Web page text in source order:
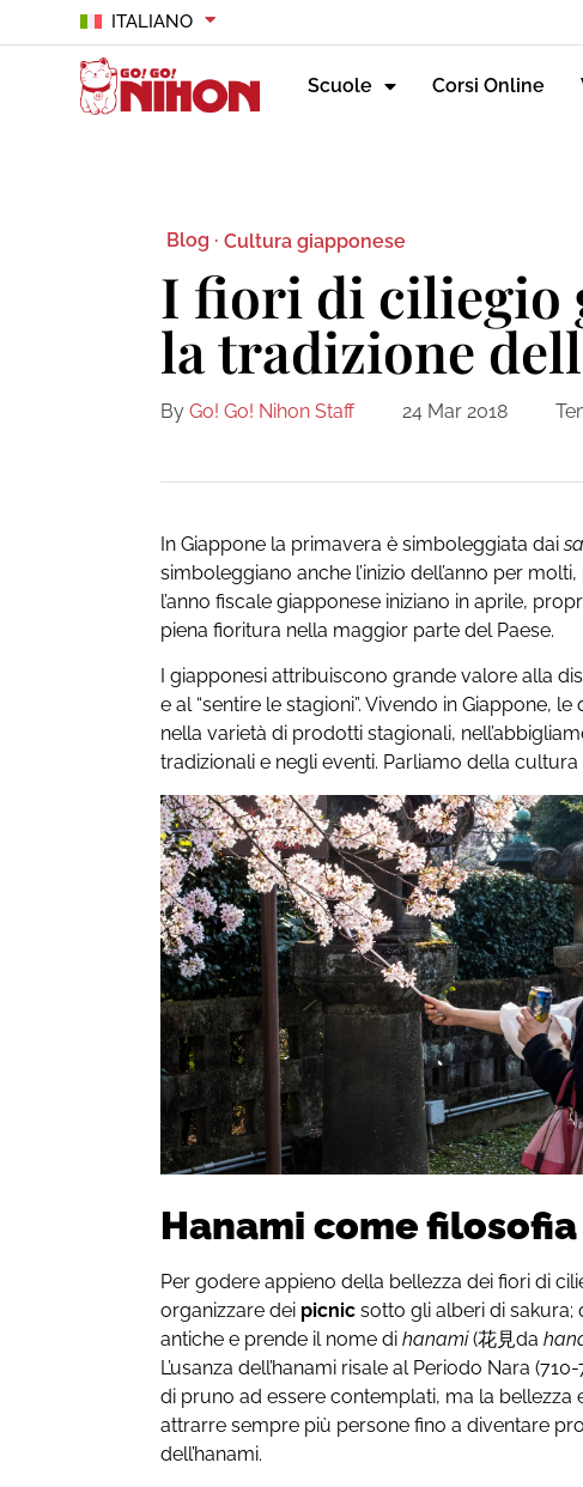
ITALIANO
Scuole Corsi Online
Blog · Cultura giapponese
I fiori di ciliegio
la tradizione
By Go! Go! Nihon Staff 24 Mar 2018
In Giappone la primavera è simboleggiata dai
simboleggiano anche l’inizio dell’anno per
l’anno fiscale giapponese iniziano in aprile,
piena fioritura nella maggior parte del Paese.
I giapponesi attribuiscono grande valore alla
e al “sentire le stagioni”. Vivendo in Giappone,
nella varietà di prodotti stagionali,
tradizionali e negli eventi. Parliamo della
Hanami come
Per godere appieno della bellezza dei fiori di
organizzare dei picnic sotto gli alberi di sakura;
antiche e prende il nome dihanami(花見da
L’usanza dell’hanami risale al Periodo Nara
di pruno ad essere contemplati, ma la bellezza
attrarre sempre più persone fino a diventare
dell’hanami.